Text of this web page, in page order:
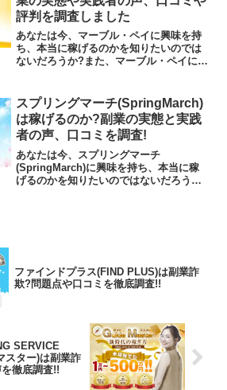
評判を調査しました
あなたは今、マーブル・ペイに興味を持
ち、本当に稼げるのかを知りたいのでは
ないだろうか?また、マーブル・ペイに潜
ラインを登録するとよくわからない副業
を紹介されるだけであり...
スプリングマーチ(SpringMarch)
は稼げるのか?副業の実態と実践
者の声、口コミを調査!
あなたは今、スプリングマーチ
(SpringMarch)に興味を持ち、本当に稼
げるのかを知りたいのではないだろうか?
ファインドプラス(FIND PLUS)は副業詐
欺?問題点や口コミを徹底調査!!
SERVICE
スター)は副業詐
徹底調査!!